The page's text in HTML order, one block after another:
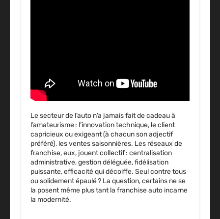
Le secteur de l’auto n’a jamais fait de cadeau à
l’amateurisme : l’innovation technique, le client
capricieux ou exigeant (à chacun son adjectif
préféré), les ventes saisonnières. Les réseaux de
franchise, eux, jouent collectif : centralisation
administrative, gestion déléguée, fidélisation
puissante, efficacité qui décoiffe. Seul contre tous
ou solidement épaulé ? La question, certains ne se
la posent même plus tant la franchise auto incarne
la modernité.